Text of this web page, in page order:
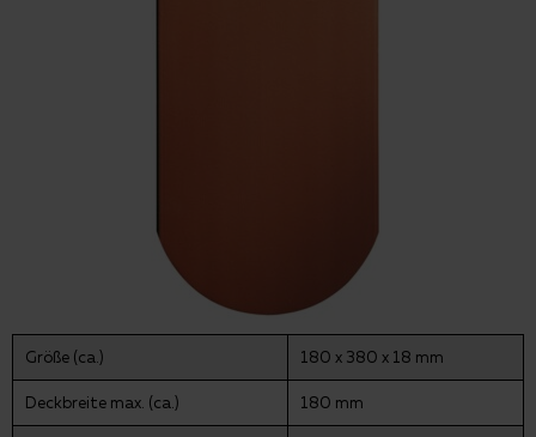
Größe (ca.) 180 x 380 x 18 mm
Deckbreite max. (ca.) 180 mm